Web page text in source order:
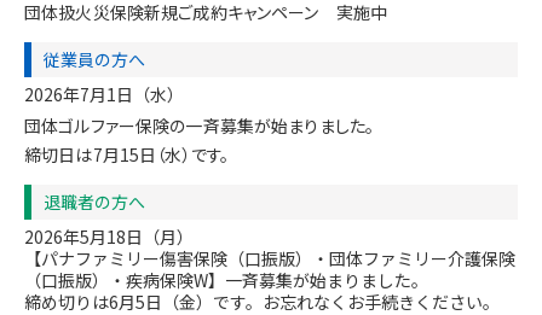
団体扱火災保険新規ご成約キャンペーン 実施中
従業員の方へ
2026年7月1日（水）
団体ゴルファー保険の一斉募集が始まりました。
締切日は7月15日（水）です。
退職者の方へ
2026年5月18日（月）
【パナファミリー傷害保険（口振版）・団体ファミリー介護保険
（口振版）・疾病保険W】一斉募集が始まりました。
締め切りは6月5日（金）です。お忘れなくお手続きください。